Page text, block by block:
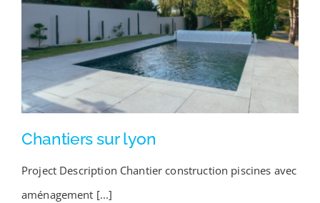
Chantiers sur lyon
Project Description Chantier construction piscines avec
aménagement [...]